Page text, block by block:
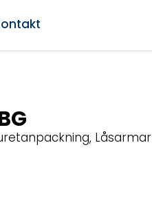
Låsarmar